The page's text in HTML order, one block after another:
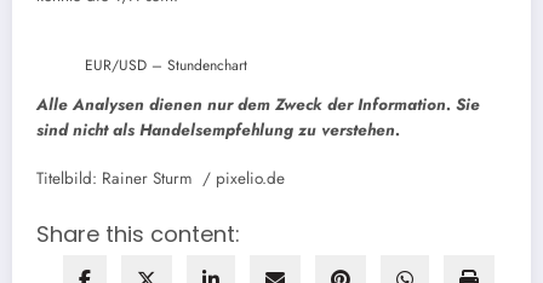
EUR/USD – Stundenchart
Alle Analysen dienen nur dem Zweck der Information. Sie
sind nicht als Handelsempfehlung zu verstehen.
Titelbild: Rainer Sturm / pixelio.de
Share this content: